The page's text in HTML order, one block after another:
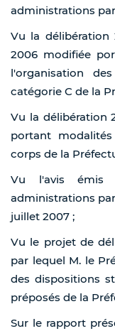
administrations
Vu la délibération
2006 modifiée
l'organisation
catégorie C de la
Vu la délibération
portant
corps de la
Vu l'avis émis
administrations
juillet 2007 ;
Vu le projet de
par lequel M. le
des dispositions
préposés de la
Sur le rapport